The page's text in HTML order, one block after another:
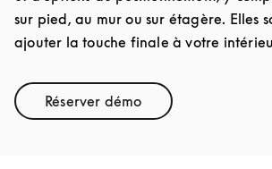
sur pied, au mur ou sur étagère. Elles
ajouter la touche finale à votre
Réserver démoLink Opens in New Tab